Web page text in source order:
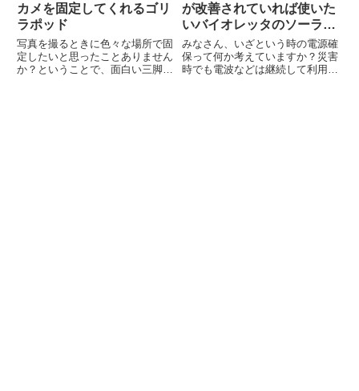
カメを固定してくれるゴリ
ラポッド
写真を撮るときに色々な場所で固
定したいと思ったことありません
か？ということで、面白い三脚を
が改善されていれば使いた
いバイオレッタのソーラー
ギア
みなさん、いざという時の電源確
保って何か考えていますか？災害
時でも電波などは継続して利用可